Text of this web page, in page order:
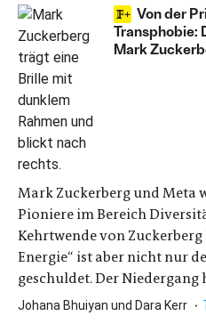
Von der
Transphobie:
Mark
Mark Zuckerberg und Meta
Pioniere im Bereich
Kehrtwende von
Energie“ ist aber nicht nur
geschuldet. Der Niedergang
Johana Bhuiyan und Dara Kerr